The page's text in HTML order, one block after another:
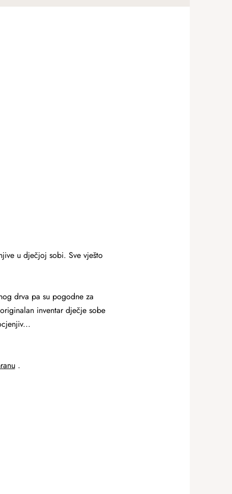
u dječjoj sobi. Sve vješto
drva pa su pogodne za
inventar dječje sobe
.